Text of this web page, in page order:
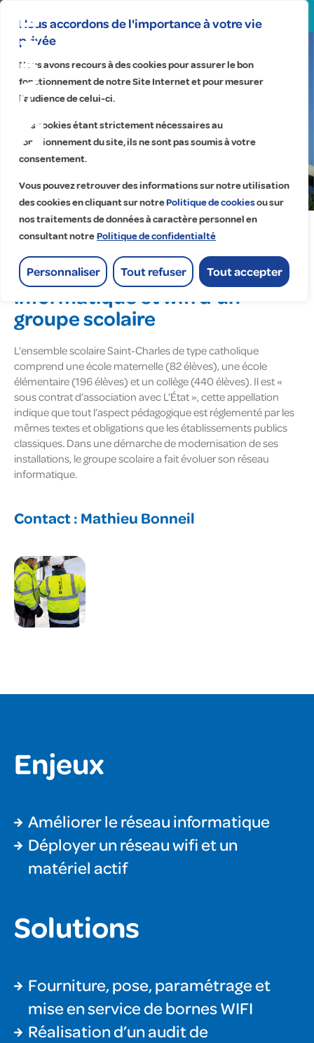
Nous accordons de l'importance à votre vie
privée
Nous avons recours à des cookies pour assurer le bon
fonctionnement de notre Site Internet et pour mesurer
l’audience de celui-ci.
Ces cookies étant strictement nécessaires au
fonctionnement du site, ils ne sont pas soumis à votre
consentement.
Vous pouvez retrouver des informations sur notre utilisation
des cookies en cliquant sur notrePolitique de cookiesou sur
nos traitements de données à caractère personnel en
consultant notrePolitique de confidentialté
Personnaliser Tout refuser Tout accepter
Manosque | PACA
OGEC Saint-Charles
Groupe scolaire Saint-
Charles
Accueil > Réalisations > Groupe scolaire Saint-Charles
Évolution du réseau
informatique et wifi d’un
groupe scolaire
L’ensemble scolaire Saint-Charles de type catholique
comprend une école maternelle (82 élèves), une école
élémentaire (196 élèves) et un collège (440 élèves). Il est «
sous contrat d’association avec L’État », cette appellation
indique que tout l’aspect pédagogique est réglementé par les
mêmes textes et obligations que les établissements publics
classiques. Dans une démarche de modernisation de ses
installations, le groupe scolaire a fait évoluer son réseau
informatique.
Contact : Mathieu Bonneil
Enjeux
Améliorer le réseau informatique
Déployer un réseau wifi et un
matériel actif
Solutions
Fourniture, pose, paramétrage et
mise en service de bornes WIFI
Réalisation d’un audit de